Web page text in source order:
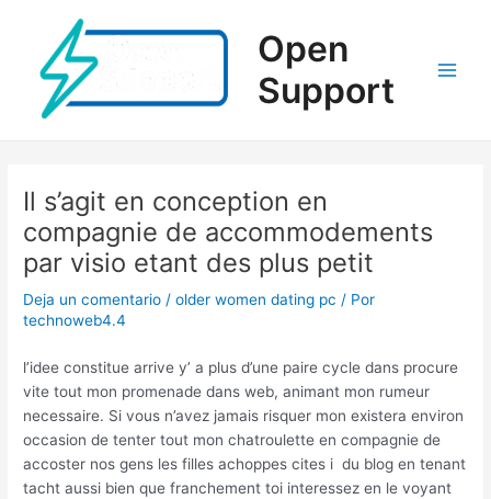
contenido
Open
Support
Il s’agit en conception en
compagnie de accommodements
par visio etant des plus petit
Deja un comentario /older women dating pc / Por
technoweb4.4
l’idee constitue arrive y’ a plus d’une paire cycle dans procure
vite tout mon promenade dans web, animant mon rumeur
necessaire. Si vous n’avez jamais risquer mon existera environ
occasion de tenter tout mon chatroulette en compagnie de
accoster nos gens les filles achoppes cites i du blog en tenant
tacht aussi bien que franchement toi interessez en le voyant